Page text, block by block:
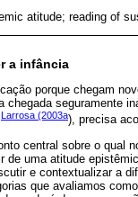
atitude; reading of
a infância
porque chegam
chegada seguramente
Larrosa (2003a), precisa
central sobre o qual
de uma atitude
e contextualizar a
que avaliamos